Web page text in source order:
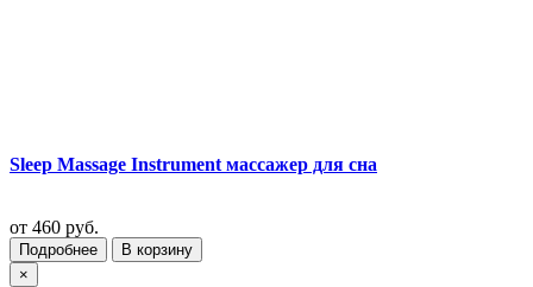
Sleep Massage Instrument массажер для сна
от 460 руб.
Подробнее
В корзину
×